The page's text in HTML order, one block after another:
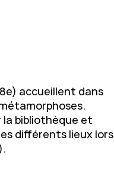
accueillent dans
la bibliothèque et
différents lieux lors